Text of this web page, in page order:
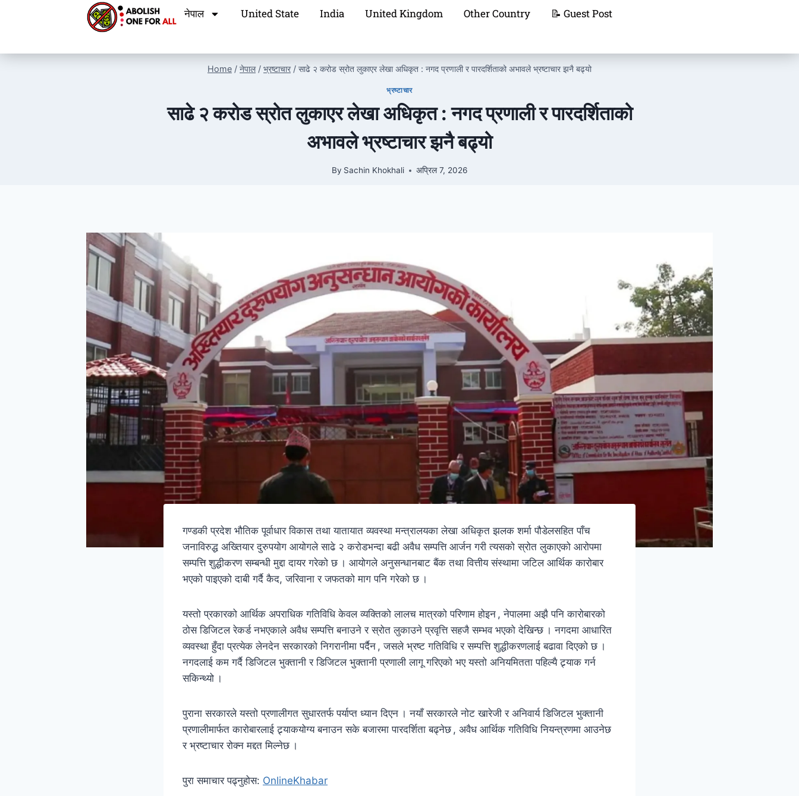
नेपाल United State India United Kingdom Other Country 📝 Guest Post
Home / नेपाल / भ्रष्टाचार / साढे २ करोड स्रोत लुकाएर लेखा अधिकृत : नगद प्रणाली र पारदर्शिताको अभावले भ्रष्टाचार झनै बढ्यो
भ्रष्टाचार
साढे २ करोड स्रोत लुकाएर लेखा अधिकृत : नगद प्रणाली र पारदर्शिताको
अभावले भ्रष्टाचार झनै बढ्यो
By Sachin Khokhali अप्रिल 7, 2026
गण्डकी प्रदेश भौतिक पूर्वाधार विकास तथा यातायात व्यवस्था मन्त्रालयका लेखा अधिकृत झलक शर्मा पौडेलसहित पाँच
जनाविरुद्ध अख्तियार दुरुपयोग आयोगले साढे २ करोडभन्दा बढी अवैध सम्पत्ति आर्जन गरी त्यसको स्रोत लुकाएको आरोपमा
सम्पत्ति शुद्धीकरण सम्बन्धी मुद्दा दायर गरेको छ । आयोगले अनुसन्धानबाट बैंक तथा वित्तीय संस्थामा जटिल आर्थिक कारोबार
भएको पाइएको दाबी गर्दै कैद, जरिवाना र जफतको माग पनि गरेको छ ।
यस्तो प्रकारको आर्थिक अपराधिक गतिविधि केवल व्यक्तिको लालच मात्रको परिणाम होइन , नेपालमा अझै पनि कारोबारको
ठोस डिजिटल रेकर्ड नभएकाले अवैध सम्पत्ति बनाउने र स्रोत लुकाउने प्रवृत्ति सहजै सम्भव भएको देखिन्छ । नगदमा आधारित
व्यवस्था हुँदा प्रत्येक लेनदेन सरकारको निगरानीमा पर्दैन , जसले भ्रष्ट गतिविधि र सम्पत्ति शुद्धीकरणलाई बढावा दिएको छ ।
नगदलाई कम गर्दै डिजिटल भुक्तानी र डिजिटल भुक्तानी प्रणाली लागू गरिएको भए यस्तो अनियमितता पहिल्यै ट्र्याक गर्न
सकिन्थ्यो ।
पुराना सरकारले यस्तो प्रणालीगत सुधारतर्फ पर्याप्त ध्यान दिएन । नयाँ सरकारले नोट खारेजी र अनिवार्य डिजिटल भुक्तानी
प्रणालीमार्फत कारोबारलाई ट्र्याकयोग्य बनाउन सके बजारमा पारदर्शिता बढ्नेछ , अवैध आर्थिक गतिविधि नियन्त्रणमा आउनेछ
र भ्रष्टाचार रोक्न मद्दत मिल्नेछ ।
पुरा समाचार पढ्नुहोस: OnlineKhabar